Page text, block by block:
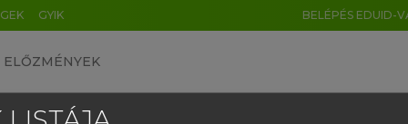
GYIK BELÉPÉS EDUID-
ELŐZMÉNYEK